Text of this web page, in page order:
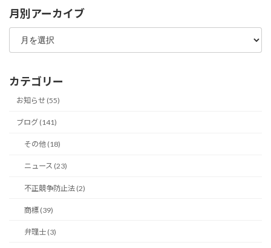
月別アーカイブ
月
ア
カ
イ
カテゴリー
お知らせ (55)
ブログ (141)
その他 (18)
ニュース (23)
不正競争防止法 (2)
商標 (39)
弁理士 (3)